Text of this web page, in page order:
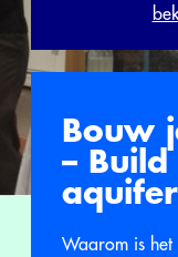
Bouw
–
Waarom is het